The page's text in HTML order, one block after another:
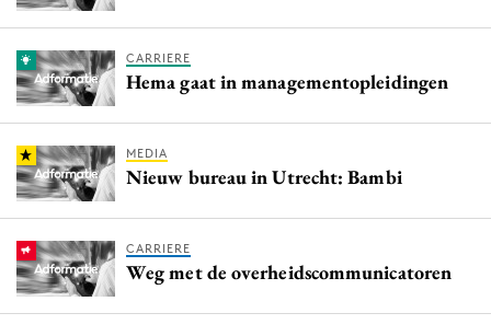
CARRIERE
Hema gaat in managementopleidingen
MEDIA
Nieuw bureau in Utrecht: Bambi
CARRIERE
Weg met de overheidscommunicatoren